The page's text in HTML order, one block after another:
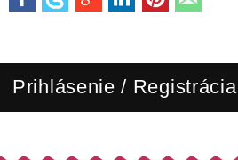
Prihlásenie / Registrácia